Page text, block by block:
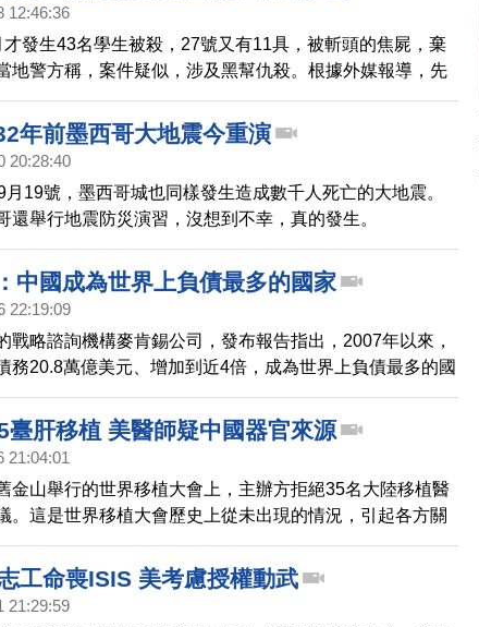
12:46:36
發生43名學生被殺，27號又有11具，被斬頭的焦屍，棄
地警方稱，案件疑似，涉及黑幫仇殺。根據外媒報導，先
事件中，伊瓜拉市長被指勾結黑幫，引發全國騷動。因此
墨國總統宣佈，改革警隊架構，日後聯邦控制所有的地方
解決暴力問題。
年前墨西哥大地震今重演
20:28:40
月19號，墨西哥城也同樣發生造成數千人死亡的大地震。
還舉行地震防災演習，沒想到不幸，真的發生。
中國成為世界上負債最多的國家
22:19:09
戰略諮詢機構麥肯錫公司，發布報告指出，2007年以來，
務20.8萬億美元、增加到近4倍，成為世界上負債最多的國
臺肝移植 美醫師疑中國器官來源
21:04:01
金山舉行的世界移植大會上，主辦方拒絕35名大陸移植醫
。這是世界移植大會歷史上從未出現的情況，引起各方關
陸一個被稱作「牛人」的移植團隊，曾經在17小時進行5
美國醫師強烈質疑，中國存在殘忍的活體器官庫。
工命喪ISIS 美考慮授權動武
21:29:59